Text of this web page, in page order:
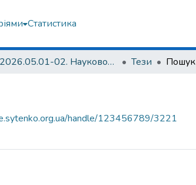
Статистика
2026.05.01-02. Науково-практична конференція «Індивідуальні імплантати в ортопедії-травматології: наука, технології, практика» Тези Пошук
handle/123456789/3221